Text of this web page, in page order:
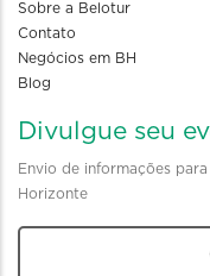
Sobre a Belotur
Contato
Negócios em BH
Blog
Divulgue seu
Envio de informações
Horizonte